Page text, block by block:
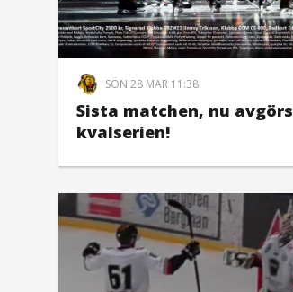
SÖN 28 MAR 11:38
Sista matchen, nu avgörs
kvalserien!